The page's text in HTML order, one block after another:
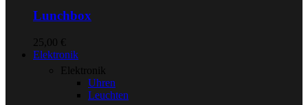
Lunchbox
25,00 €
Elektronik
Elektronik
Uhren
Leuchten